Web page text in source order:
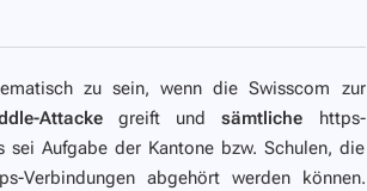
zu sein, wenn die Swisscom zur
Attacke greift undsämtliche https-
Aufgabe der Kantone bzw. Schulen, die
Verbindungen abgehört werden können.